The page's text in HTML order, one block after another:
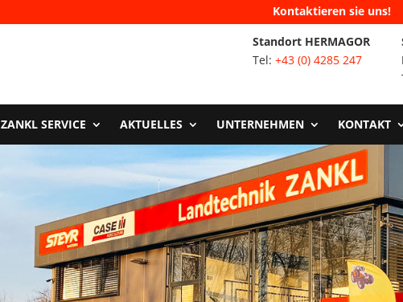
Kontaktieren sie uns!
Standort HERMAGOR
Tel:+43 (0) 4285 247
ZANKL SERVICE AKTUELLES UNTERNEHMEN KONTAKT